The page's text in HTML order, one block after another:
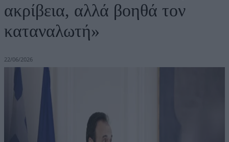
ακρίβεια, αλλά βοηθά τον
καταναλωτή»
22/06/2026